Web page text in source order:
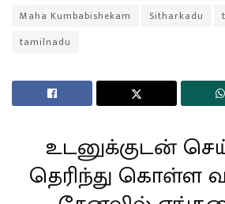
Maha Kumbabishekam
Sitharkadu
tamilnadu
உடனுக்குடன்
தெரிந்து கொள்ள